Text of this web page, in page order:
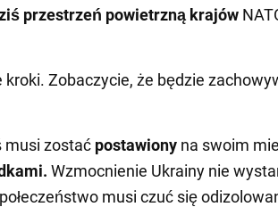
przestrzeń powietrzną krajów
kroki. Zobaczycie, że będzie
musi zostać postawiony na swoim
Wzmocnienie Ukrainy nie
musi czuć się